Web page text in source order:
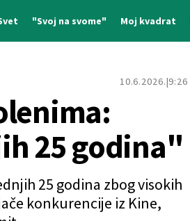
"Svoj na svome" Moj kvadrat
10.6.2026. 9:26
25 godina"
25 godina zbog visokih
konkurencije iz Kine,